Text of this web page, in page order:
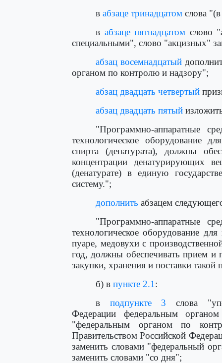
в абзаце тринадцатом слова
в абзаце пятнадцатом слово
специальными", слово "акцизных"
абзац восемнадцатый
органом по контролю и надзору";
абзац двадцать четвертый
абзац двадцать пятый
"Программно-аппаратные
технологическое оборудование
спирта (денатурата), должны
концентрации денатурирующих
(денатурате) в единую
систему.";
дополнить абзацем
"Программно-аппаратные
технологическое оборудование
пуаре, медовухи с
год, должны обеспечивать прием и
закупки, хранения и поставки такой
б) в пункте 2.1 :
в подпункте 3 слова
Федерации федеральным
"федеральным органом по
Правительством Российской
заменить словами "федеральный
заменить словами "со дня";